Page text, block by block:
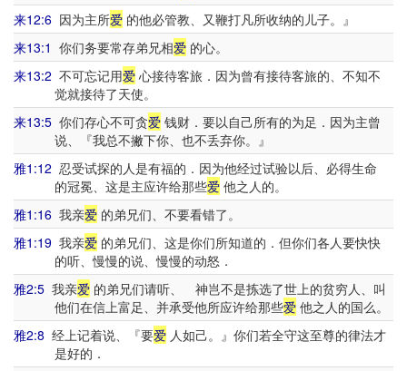
来12:6 因为主所爱 的他必管教、又鞭打凡所收纳的儿子。』
来13:1 你们务要常存弟兄相爱 的心。
来13:2 不可忘记用爱 心接待客旅．因为曾有接待客旅的、不知不
觉就接待了天使。
来13:5 你们存心不可贪爱 钱财．要以自己所有的为足．因为主曾
说、『我总不撇下你、也不丢弃你。』
雅1:12 忍受试探的人是有福的．因为他经过试验以后、必得生命
的冠冕、这是主应许给那些爱他之人的。
雅1:16 我亲爱 的弟兄们、不要看错了。
雅1:19 我亲爱 的弟兄们、这是你们所知道的．但你们各人要快快
的听、慢慢的说、慢慢的动怒．
雅2:5 我亲爱 的弟兄们请听、 神岂不是拣选了世上的贫穷人、叫
他们在信上富足、并承受他所应许给那些爱他之人的国么。
雅2:8 经上记着说、『要爱 人如己。』你们若全守这至尊的律法才
是好的．